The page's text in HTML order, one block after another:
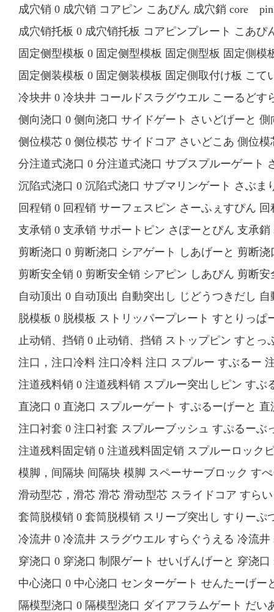
成穴销 0 成穴销 コアピン こあぴん 成穴銷 core pin
成穴销托板 0 成穴销托板 コアピンプレート こあ
固定侧型模板 0 固定侧型模板 固定側型板 固定側
固定侧装模板 0 固定侧装模板 固定側取付け板 こ
冷块井 0 冷块井 コールドスラグウエル こーるど
侧向浇口 0 侧向浇口 サイドゲート さいどげーと
侧位模芯 0 侧位模芯 サイドコア さいどこあ 側位
分注道式浇口 0 分注道式浇口 サブスプルーゲート
沉陷式浇口 0 沉陷式浇口 サブマリンゲート さぶま
回程销 0 回程销 サーフェスピン さーふぇすぴん
支承销 0 支承销 サポートピン さぽーとぴん 支承
剪断浇口 0 剪断浇口 シアゲート しあげーと 剪断
剪断安全销 0 剪断安全销 シアピン しあぴん 剪断
自动顶出 0 自动顶出 自動突出し じどうつきだし
脱模板 0 脱模板 ストリッパープレート すとりっ
止动销、挡销 0 止动销、挡销 ストップピン すと
注口，注口冷料 注口冷料 注口 スプルー すぶるー
注道残料销 0 注道残料销 スプルー突出しピン す
直浇口 0 直浇口 スプルーゲート すぷるーげーと
注口衬套 0 注口衬套 スプルーブッシュ すぷるーぶ
注道残料固定销 0 注道残料固定销 スプルーロッ
模脚，间隔块 间隔块 模脚 スペーサーブロック す
滑动型芯，滑芯 滑芯 滑动型芯 スライドコア すら
套筒脱模销 0 套筒脱模销 スリーブ突出し すりーぷ
冷流井 0 冷流井 スラグウエル すらぐうえる 冷流
穿浇口 0 穿浇口 制限ゲート せいげんげーと 穿浇
中心浇口 0 中心浇口 センターゲート せんたーげー
隔模型浇口 0 隔模型浇口 ダイアフラムゲート だ